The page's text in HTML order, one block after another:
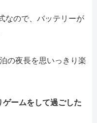
なので、バッテリーが
の夜長を思いっきり楽
ームをして過ごした